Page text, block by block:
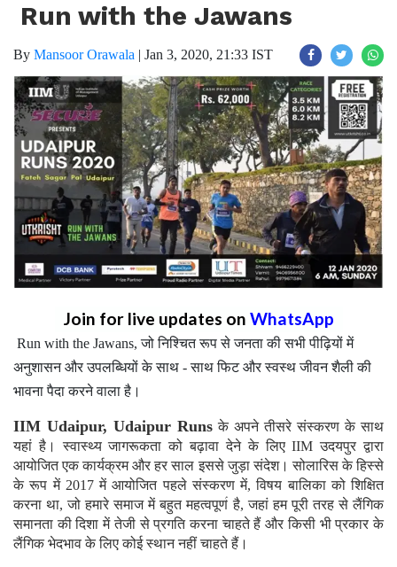
Run with the Jawans
By Mansoor Orawala | Jan 3, 2020, 21:33 IST
Join for live updates on WhatsApp
Run with the Jawans, जो निश्चित रूप से जनता की सभी पीढ़ियों में
अनुशासन और उपलब्धियों के साथ - साथ फिट और स्वस्थ जीवन शैली की
भावना पैदा करने वाला है।
IIM Udaipur, Udaipur Runs के अपने तीसरे संस्करण के साथ
यहां है। स्वास्थ्य जागरूकता को बढ़ावा देने के लिए IIM उदयपुर द्वारा
आयोजित एक कार्यक्रम और हर साल इससे जुड़ा संदेश। सोलारिस के हिस्से
के रूप में 2017 में आयोजित पहले संस्करण में, विषय बालिका को शिक्षित
करना था, जो हमारे समाज में बहुत महत्वपूर्ण है, जहां हम पूरी तरह से लैंगिक
समानता की दिशा में तेजी से प्रगति करना चाहते हैं और किसी भी प्रकार के
लैंगिक भेदभाव के लिए कोई स्थान नहीं चाहते हैं।